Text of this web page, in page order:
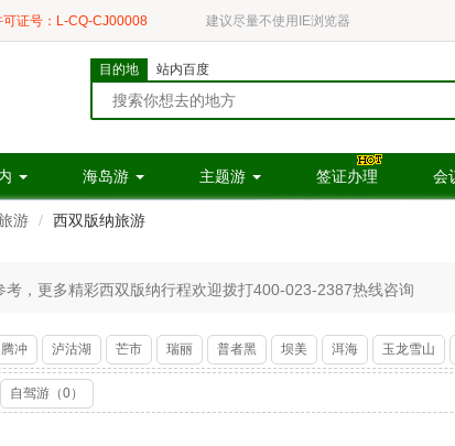
可证号：L-CQ-CJ00008 建议尽量不使用IE浏览器
目的地 站内百度
海岛游 主题游 签证办理 会
游 西双版纳旅游
，更多精彩西双版纳行程欢迎拨打400-023-2387热线咨询
腾冲 泸沽湖 芒市 瑞丽 普者黑 坝美 洱海 玉龙雪山
自驾游（0）